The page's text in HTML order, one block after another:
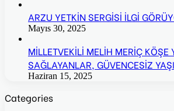
ARZU YETKİN SERGİSİ İLGİ
Mayıs 30, 2025
MİLLETVEKİLİ MELİH MERİÇ KÖŞE
SAĞLAYANLAR, GÜVENCESİZ
Haziran 15, 2025
Categories